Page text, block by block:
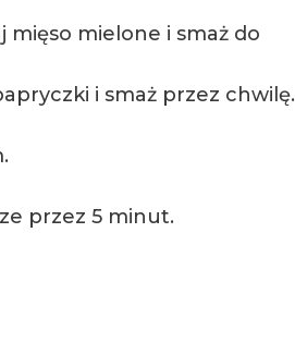
mięso mielone i smaż do
i smaż przez chwilę.
przez 5 minut.